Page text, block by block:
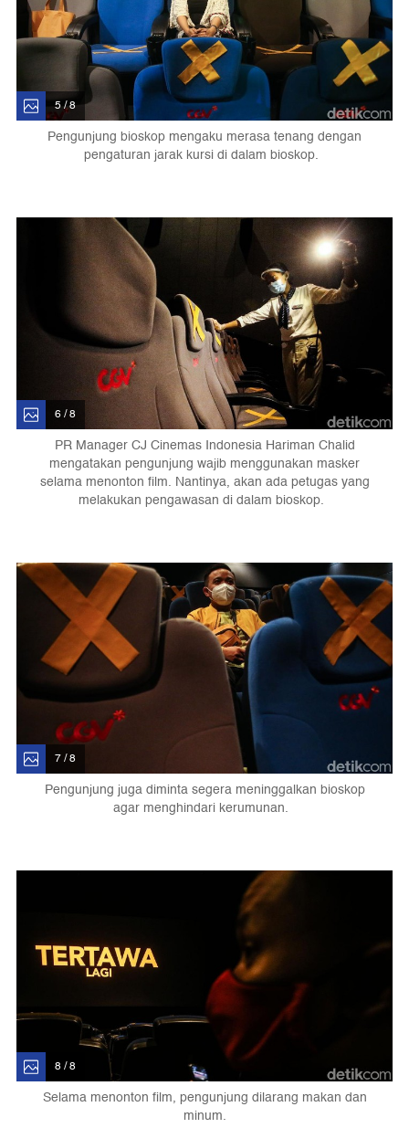
5 / 8
Pengunjung bioskop mengaku merasa tenang dengan
pengaturan jarak kursi di dalam bioskop.
6 / 8
PR Manager CJ Cinemas Indonesia Hariman Chalid
mengatakan pengunjung wajib menggunakan masker
selama menonton film. Nantinya, akan ada petugas yang
melakukan pengawasan di dalam bioskop.
7 / 8
Pengunjung juga diminta segera meninggalkan bioskop
agar menghindari kerumunan.
8 / 8
Selama menonton film, pengunjung dilarang makan dan
minum.